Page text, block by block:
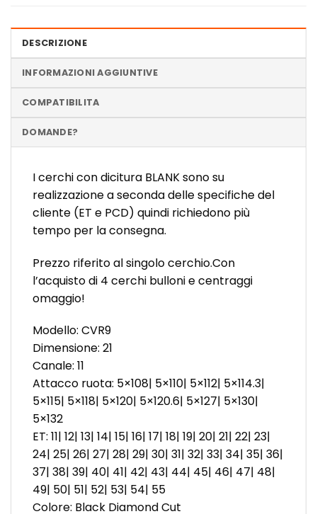
DESCRIZIONE
INFORMAZIONI AGGIUNTIVE
COMPATIBILITA
DOMANDE?
I cerchi con dicitura BLANK sono su
realizzazione a seconda delle specifiche del
cliente (ET e PCD) quindi richiedono più
tempo per la consegna.
Prezzo riferito al singolo cerchio.Con
l’acquisto di 4 cerchi bulloni e centraggi
omaggio!
Modello: CVR9
Dimensione: 21
Canale: 11
Attacco ruota: 5×108| 5×110| 5×112| 5×114.3|
5×115| 5×118| 5×120| 5×120.6| 5×127| 5×130|
5×132
ET: 11| 12| 13| 14| 15| 16| 17| 18| 19| 20| 21| 22| 23|
24| 25| 26| 27| 28| 29| 30| 31| 32| 33| 34| 35| 36|
37| 38| 39| 40| 41| 42| 43| 44| 45| 46| 47| 48|
49| 50| 51| 52| 53| 54| 55
Colore: Black Diamond Cut